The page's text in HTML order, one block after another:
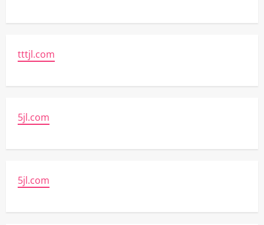
tttjl.com
5jl.com
5jl.com